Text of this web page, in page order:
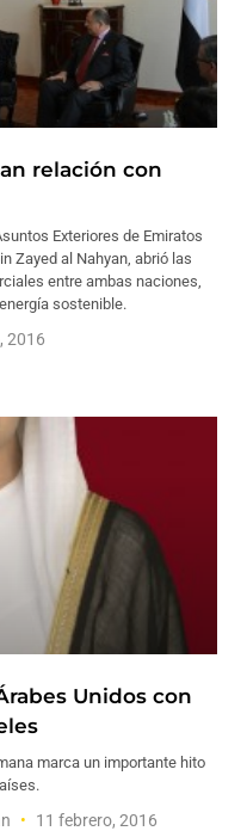
relación con
Exteriores de Emiratos
Zayed al Nahyan, abrió las
entre ambas naciones,
sostenible.
2016
Unidos con
marca un importante hito
11 febrero, 2016